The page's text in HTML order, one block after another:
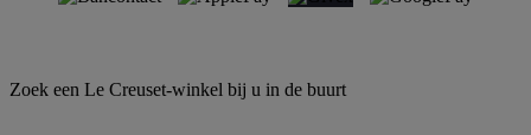
Zoek een Le Creuset-winkel bij u in de buurt